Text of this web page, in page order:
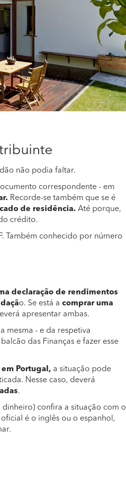
não podia faltar.
correspondente - em
Recorde-se também que se é
de residência. Até porque,
crédito.
Também conhecido por número
declaração de rendimentos
o. Se está a comprar uma
apresentar ambas.
mesma - e da respetiva
das Finanças e fazer esse
Portugal, a situação pode
Nesse caso, deverá
.
confira a situação com o
é o inglês ou o espanhol,